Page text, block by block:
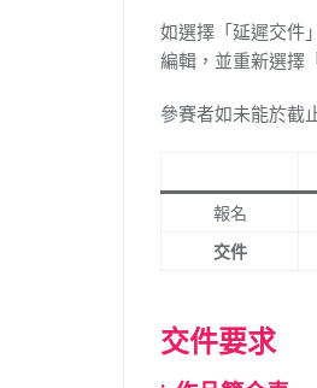
如選擇「延遲交件
編輯，並重新選擇
參賽者如未能於截
報名
交件
交件要求